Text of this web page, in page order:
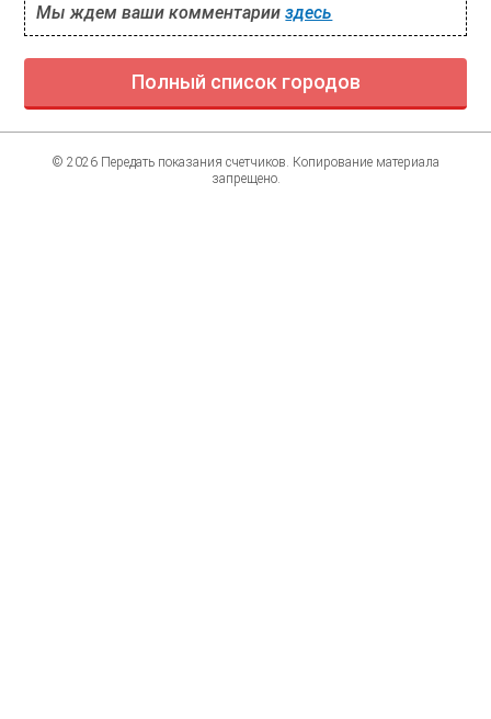
Мы ждем ваши комментарииздесь
Полный список городов
© 2026 Передать показания счетчиков. Копирование материала
запрещено.